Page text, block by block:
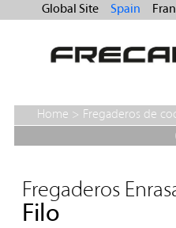
Global Site Spain
Home > Fregaderos de
Fregaderos
Filo